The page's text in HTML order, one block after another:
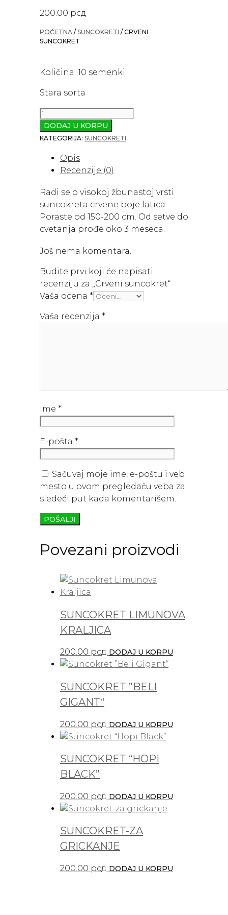
200.00 рсд
POČETNA / SUNCOKRETI / CRVENI
SUNCOKRET
Količina: 10 semenki
Stara sorta
Crveni
suncokret
količina
DODAJ U KORPU
KATEGORIJA: SUNCOKRETI
Opis
Recenzije (0)
Radi se o visokoj žbunastoj vrsti
suncokreta crvene boje latica.
Poraste od 150-200 cm. Od setve do
cvetanja prođe oko 3 meseca.
Još nema komentara.
Budite prvi koji će napisati
recenziju za „Crveni suncokret“
Vaša ocena *
Vaša recenzija *
Ime *
E-pošta *
Sačuvaj moje ime, e-poštu i veb
mesto u ovom pregledaču veba za
sledeći put kada komentarišem.
Povezani proizvodi
SUNCOKRET LIMUNOVA
KRALJICA
200.00 рсд DODAJ U KORPU
SUNCOKRET ”BELI
GIGANT“
200.00 рсд DODAJ U KORPU
SUNCOKRET “HOPI
BLACK”
200.00 рсд DODAJ U KORPU
SUNCOKRET-ZA
GRICKANJE
200.00 рсд DODAJ U KORPU